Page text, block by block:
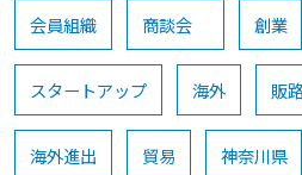
会員組織 商談会 創業
スタートアップ 海外 販
海外進出 貿易 神奈川県